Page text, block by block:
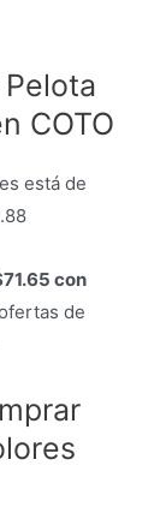
COTO
está de
con
de